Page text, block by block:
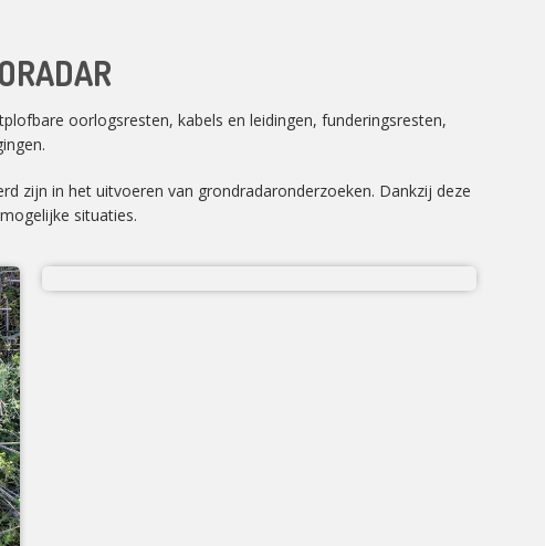
oorlogsresten, kabels en leidingen, funderingsresten,
zijn in het uitvoeren van grondradaronderzoeken. Dankzij deze
situaties.